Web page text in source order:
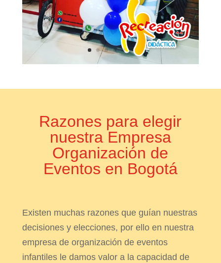
Razones para elegir
nuestra Empresa
Organización de
Eventos en Bogotá
Existen muchas razones que guían nuestras
decisiones y elecciones, por ello en nuestra
empresa de organización de eventos
infantiles le damos valor a la capacidad de